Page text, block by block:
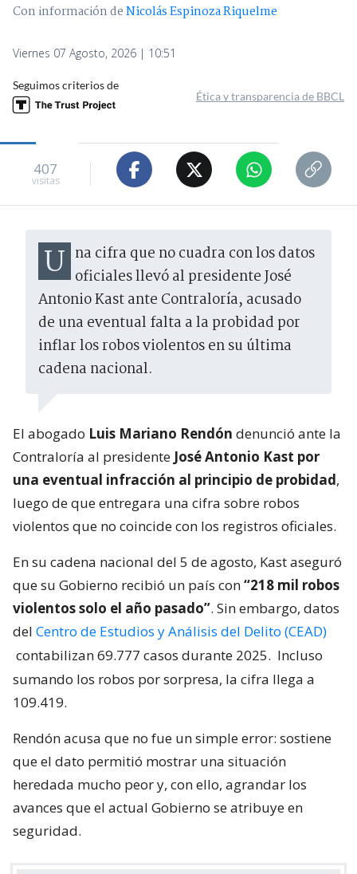
Con información deNicolás Espinoza Riquelme
Viernes 07 Agosto, 2026 | 10:51
Seguimos criterios de
Ética y transparencia de BBCL
407
visitas
Una cifra que no cuadra con los datos oficiales llevó al presidente José
Antonio Kast ante Contraloría, acusado
de una eventual falta a la probidad por
inflar los robos violentos en su última
cadena nacional.
El abogado Luis Mariano Rendón denunció ante la
Contraloría al presidente José Antonio Kast por
una eventual infracción al principio de probidad,
luego de que entregara una cifra sobre robos
violentos que no coincide con los registros oficiales.
En su cadena nacional del 5 de agosto, Kast aseguró
que su Gobierno recibió un país con“218 mil robos
violentos solo el año pasado”. Sin embargo, datos
del Centro de Estudios y Análisis del Delito (CEAD)
contabilizan 69.777 casos durante 2025. Incluso
sumando los robos por sorpresa, la cifra llega a
109.419.
Rendón acusa que no fue un simple error: sostiene
que el dato permitió mostrar una situación
heredada mucho peor y, con ello, agrandar los
avances que el actual Gobierno se atribuye en
seguridad.